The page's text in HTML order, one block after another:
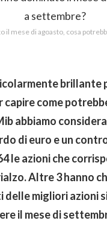
il mese di agoasto, cosa
brillante
come
abbiamo
di euro e un
le azioni che
Altre 3 hanno
delle migliori azioni
il mese di